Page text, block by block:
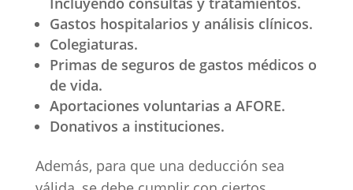
Gastos hospitalarios y análisis clínicos.
Colegiaturas.
Primas de seguros de gastos médicos o
de vida.
Aportaciones voluntarias a AFORE.
Donativos a instituciones.
Además, para que una deducción sea